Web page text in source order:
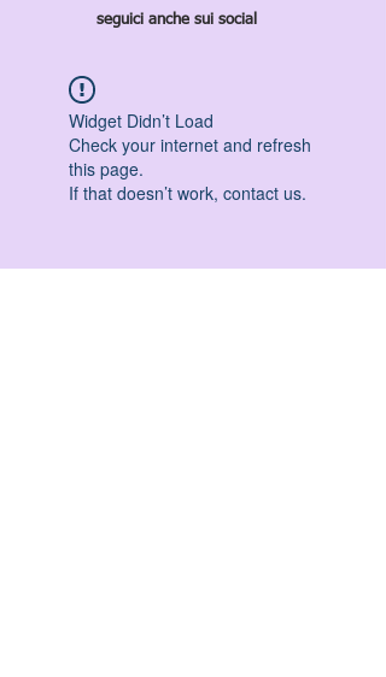
seguici anche sui social
Widget Didn’t Load
Check your internet and refresh
this page.
If that doesn’t work, contact us.